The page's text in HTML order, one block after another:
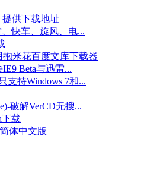
供下载地址
快车、旋风、电...
米花百度文库下载器
Beta与迅雷...
支持Windows 7和...
破解VerCD无搜...
下载
体中文版